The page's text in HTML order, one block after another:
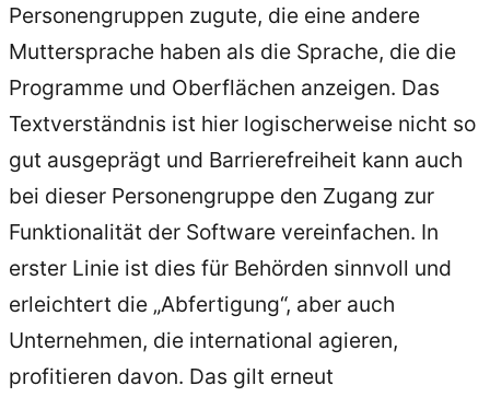
Personengruppen zugute, die eine andere
Muttersprache haben als die Sprache, die die
Programme und Oberflächen anzeigen. Das
Textverständnis ist hier logischerweise nicht so
gut ausgeprägt und Barrierefreiheit kann auch
bei dieser Personengruppe den Zugang zur
Funktionalität der Software vereinfachen. In
erster Linie ist dies für Behörden sinnvoll und
erleichtert die „Abfertigung“, aber auch
Unternehmen, die international agieren,
profitieren davon. Das gilt erneut